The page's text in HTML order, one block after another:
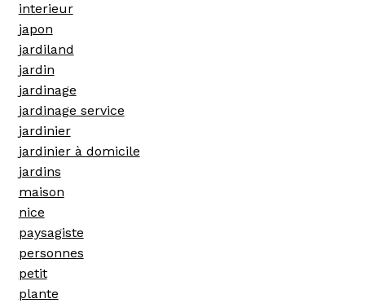
interieur
japon
jardiland
jardin
jardinage
jardinage service
jardinier
jardinier à domicile
jardins
maison
nice
paysagiste
personnes
petit
plante